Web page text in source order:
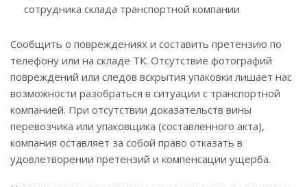
сотрудника склада транспортной компании
Сообщить о повреждениях и составить претензию по
телефону или на складе ТК. Отсутствие фотографий
повреждений или следов вскрытия упаковки лишает нас
возможности разобраться в ситуации с транспортной
компанией. При отсутствии доказательств вины
перевозчика или упаковщика (составленного акта),
компания оставляет за собой право отказать в
удовлетворении претензий и компенсации ущерба.